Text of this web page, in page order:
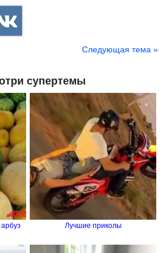
Следующая тема »
супертемы
Лучшие приколы